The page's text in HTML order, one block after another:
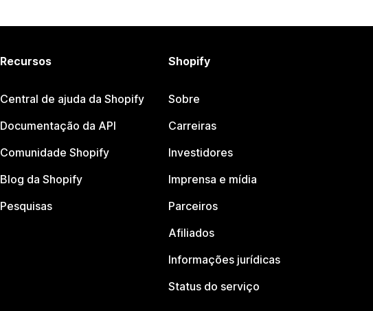
Recursos
Central de ajuda da Shopify
Documentação da API
Comunidade Shopify
Blog da Shopify
Pesquisas
Shopify
Sobre
Carreiras
Investidores
Imprensa e mídia
Parceiros
Afiliados
Informações jurídicas
Status do serviço